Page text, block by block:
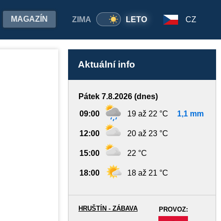
ZIMA LETO
MAGAZÍN CZ
Aktuální info
Pátek 7.8.2026 (dnes)
09:00 19 až 22 °C 1,1 mm
12:00 20 až 23 °C
15:00 22 °C
18:00 18 až 21 °C
PROVOZ:
HRUŠTÍN - ZÁBAVA